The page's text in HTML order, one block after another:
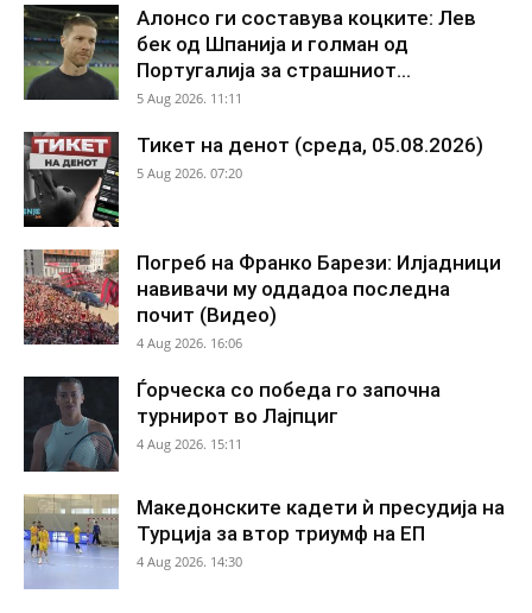
Алонсо ги составува коцките: Лев
бек од Шпанија и голман од
Португалија за страшниот...
5 Aug 2026. 11:11
Тикет на денот (среда, 05.08.2026)
5 Aug 2026. 07:20
Погреб на Франко Барези: Илјадници
навивачи му оддадоа последна
почит (Видео)
4 Aug 2026. 16:06
Ѓорческа со победа го започна
турнирот во Лајпциг
4 Aug 2026. 15:11
Македонските кадети ѝ пресудија на
Турција за втор триумф на ЕП
4 Aug 2026. 14:30